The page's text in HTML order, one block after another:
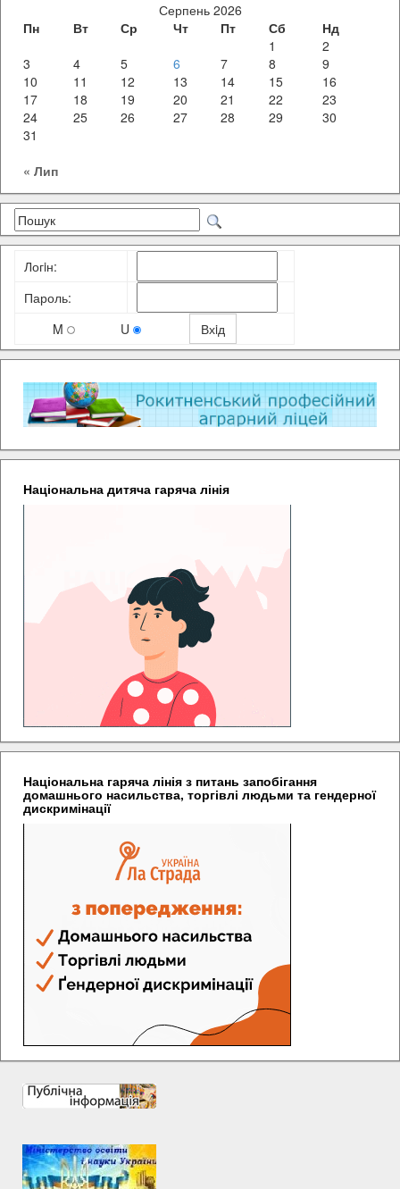
Серпень 2026
Пн
Вт Ср Чт Пт Сб
Нд
1
2
3
4 5 6 7 8
9
10
11 12 13 14 15
16
17
18 19 20 21 22
23
24
25 26 27 28 29
30
31
« Лип
Логiн:
Пароль:
M
U
Національна дитяча гаряча лінія
Національна гаряча лінія з питань запобігання
домашнього насильства, торгівлі людьми та гендерної
дискримінації